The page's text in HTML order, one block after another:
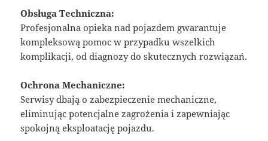
Obsługa Techniczna:
Profesjonalna opieka nad pojazdem gwarantuje
kompleksową pomoc w przypadku wszelkich
komplikacji, od diagnozy do skutecznych rozwiązań.
Ochrona Mechaniczne:
Serwisy dbają o zabezpieczenie mechaniczne,
eliminując potencjalne zagrożenia i zapewniając
spokojną eksploatację pojazdu.